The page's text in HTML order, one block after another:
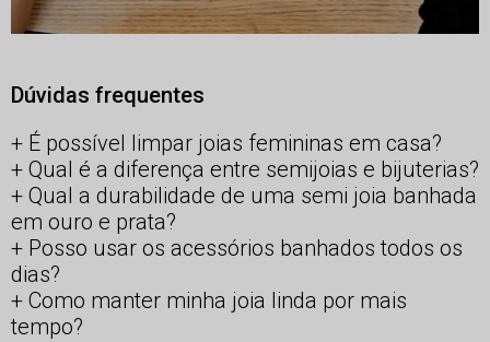
Dúvidas frequentes
É possível limpar joias femininas em casa?
Qual é a diferença entre semijoias e bijuterias?
Qual a durabilidade de uma semi joia banhada
em ouro e prata?
Posso usar os acessórios banhados todos os
dias?
Como manter minha joia linda por mais
tempo?